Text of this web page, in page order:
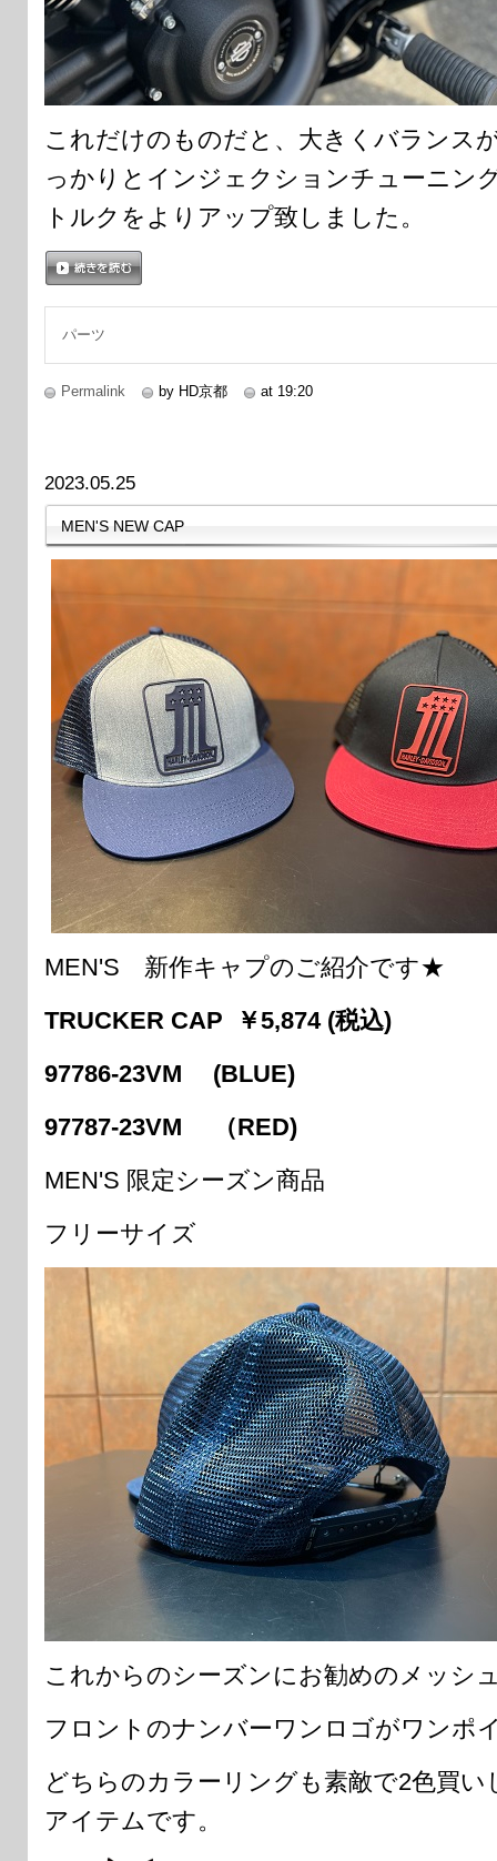
これだけのものだと、大きくバランス
っかりとインジェクションチューニン
トルクをよりアップ致しました。
パーツ
Permalink by HD京都 at 19:20
2023.05.25
MEN'S NEW CAP
MEN'S 新作キャプのご紹介です★
TRUCKER CAP ￥5,874 (税込)
97786-23VM (BLUE)
97787-23VM （RED)
MEN'S 限定シーズン商品
フリーサイズ
これからのシーズンにお勧めのメッシ
フロントのナンバーワンロゴがワンポ
どちらのカラーリングも素敵で2色買
アイテムです。